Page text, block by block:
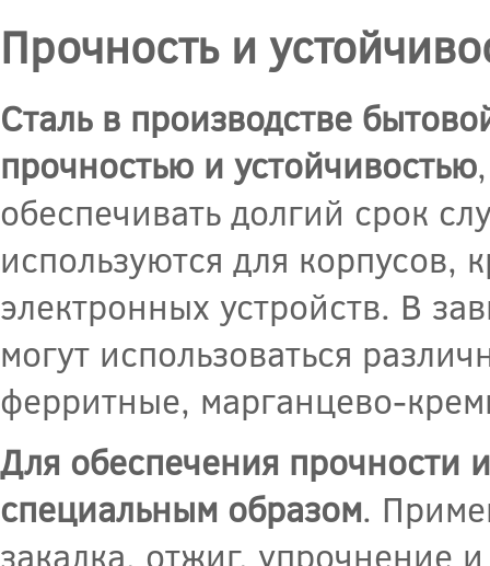
Прочность и
Сталь в производстве
прочностью и устойчивостью
обеспечивать долгий срок
используются для корпусов,
электронных устройств. В
могут использоваться
ферритные, марганцево-
Для обеспечения прочности
специальным образом.
закалка, отжиг, упрочнение